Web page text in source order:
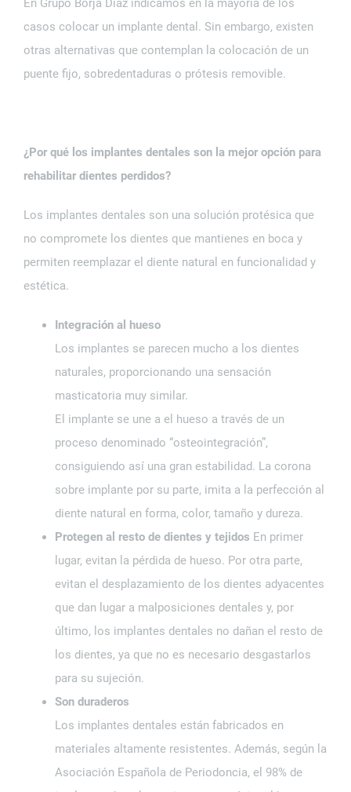
En Grupo Borja Díaz indicamos en la mayoría de los
casos colocar un implante dental. Sin embargo, existen
otras alternativas que contemplan la colocación de un
puente fijo, sobredentaduras o prótesis removible.
¿Por qué los implantes dentales son la mejor opción para
rehabilitar dientes perdidos?
Los implantes dentales son una solución protésica que
no compromete los dientes que mantienes en boca y
permiten reemplazar el diente natural en funcionalidad y
estética.
Integración al hueso
Los implantes se parecen mucho a los dientes
naturales, proporcionando una sensación
masticatoria muy similar.
El implante se une a el hueso a través de un
proceso denominado “osteointegración”,
consiguiendo así una gran estabilidad. La corona
sobre implante por su parte, imita a la perfección al
diente natural en forma, color, tamaño y dureza.
Protegen al resto de dientes y tejidos En primer
lugar, evitan la pérdida de hueso. Por otra parte,
evitan el desplazamiento de los dientes adyacentes
que dan lugar a malposiciones dentales y, por
último, los implantes dentales no dañan el resto de
los dientes, ya que no es necesario desgastarlos
para su sujeción.
Son duraderos
Los implantes dentales están fabricados en
materiales altamente resistentes. Además, según la
Asociación Española de Periodoncia, el 98% de